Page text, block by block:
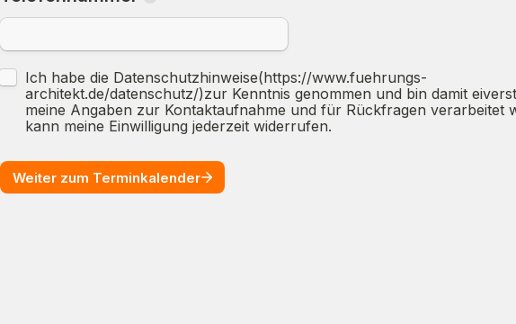
Untitled checkboxes field
Ich habe die Datenschutzhinweise(https://www.fuehrungs-
architekt.de/datenschutz/)zur Kenntnis genommen und bin damit
meine Angaben zur Kontaktaufnahme und für Rückfragen verarbeitet
kann meine Einwilligung jederzeit widerrufen.
Weiter zum Terminkalender